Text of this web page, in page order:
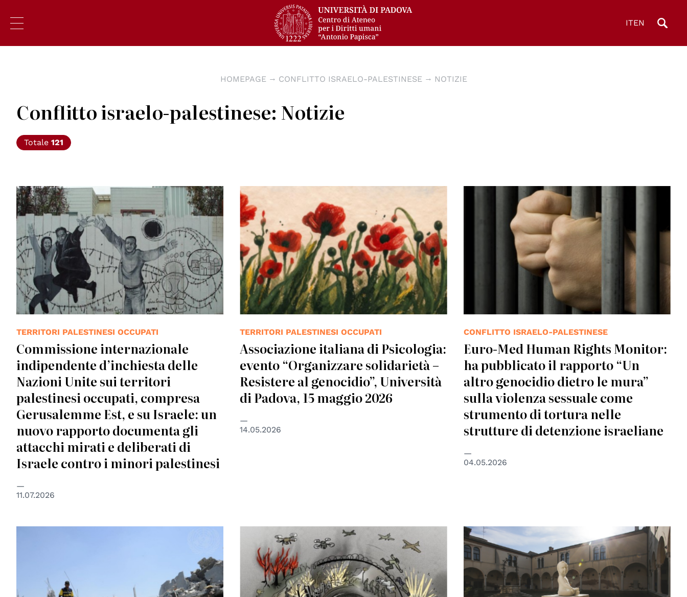
ITEN
HOMEPAGE CONFLITTO ISRAELO-PALESTINESE NOTIZIE
Conflitto israelo-palestinese: Notizie
Totale 121
© by Franco Folini licensed under CC BY-SA 2.0
TERRITORI PALESTINESI OCCUPATI
Commissione internazionale
indipendente d’inchiesta delle
Nazioni Unite sui territori
palestinesi occupati, compresa
Gerusalemme Est, e su Israele: un
nuovo rapporto documenta gli
attacchi mirati e deliberati di
Israele contro i minori palestinesi
11.07.2026
TERRITORI PALESTINESI OCCUPATI
Associazione italiana di Psicologia:
evento “Organizzare solidarietà –
Resistere al genocidio”, Università
di Padova, 15 maggio 2026
14.05.2026
CONFLITTO ISRAELO-PALESTINESE
Euro-Med Human Rights Monitor:
ha pubblicato il rapporto “Un
altro genocidio dietro le mura”
sulla violenza sessuale come
strumento di tortura nelle
strutture di detenzione israeliane
04.05.2026
© Orbita creatives